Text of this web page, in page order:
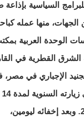
السياسية
منها عمله
الوحدة العربية
القطرية في
الإجباري في